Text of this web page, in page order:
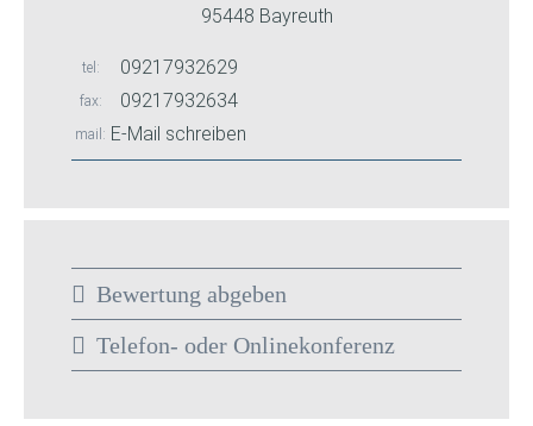
95448 Bayreuth
tel 09217932629
fax 09217932634
mail E-Mail schreiben
Bewertung abgeben
Telefon- oder Onlinekonferenz